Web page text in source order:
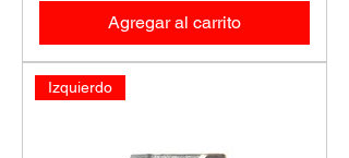
Agregar al carrito
Izquierdo